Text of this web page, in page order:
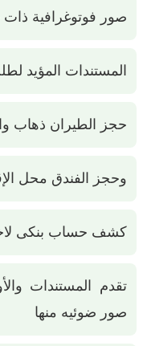
صور فوتوغرافية ذات
المستندات المؤيد
حجز الطيران ذهاب
وحجز الفندق محل
كشف حساب بنكى
تقدم المستندات
صور ضوئيه منها